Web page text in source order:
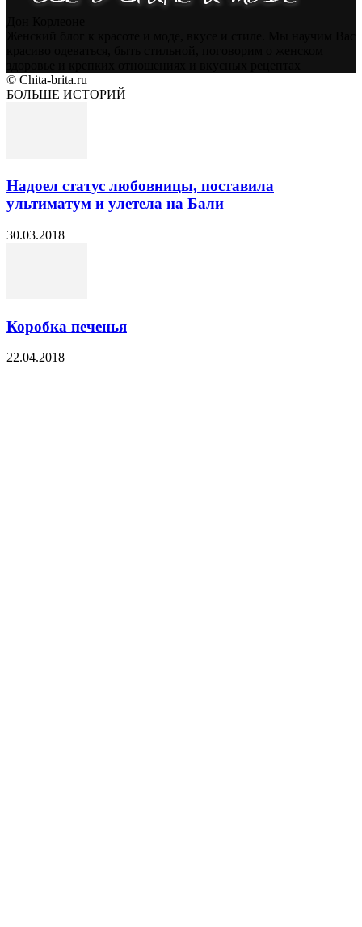
© Chita-brita.ru
БОЛЬШЕ ИСТОРИЙ
Надоел статус любовницы, поставила
ультиматум и улетела на Бали
30.03.2018
Коробка печенья
22.04.2018